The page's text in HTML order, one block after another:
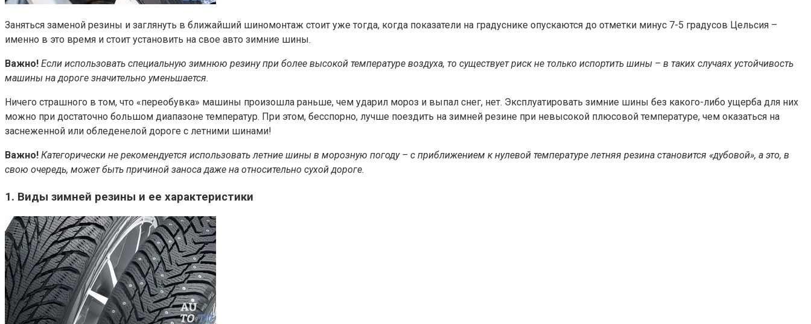
Заняться заменой резины и заглянуть в ближайший шиномонтаж стоит уже тогда, когда показатели на градуснике опускаются до отметки минус 7-5 градусов Цельсия –
именно в это время и стоит установить на свое авто зимние шины.
Важно! Если использовать специальную зимнюю резину при более высокой температуре воздуха, то существует риск не только испортить шины – в таких случаях устойчивость
машины на дороге значительно уменьшается.
Ничего страшного в том, что «переобувка» машины произошла раньше, чем ударил мороз и выпал снег, нет. Эксплуатировать зимние шины без какого-либо ущерба для них
можно при достаточно большом диапазоне температур. При этом, бесспорно, лучше поездить на зимней резине при невысокой плюсовой температуре, чем оказаться на
заснеженной или обледенелой дороге с летними шинами!
Важно! Категорически не рекомендуется использовать летние шины в морозную погоду – с приближением к нулевой температуре летняя резина становится «дубовой», а это, в
свою очередь, может быть причиной заноса даже на относительно сухой дороге.
1. Виды зимней резины и ее характеристики